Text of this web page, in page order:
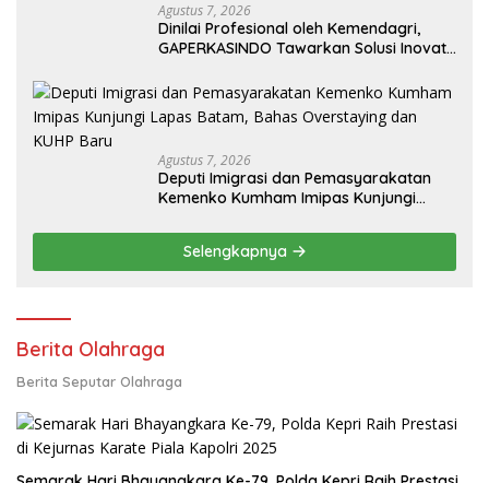
Agustus 7, 2026
Dinilai Profesional oleh Kemendagri,
GAPERKASINDO Tawarkan Solusi Inovatif
Agustus 7, 2026
Deputi Imigrasi dan Pemasyarakatan
Kemenko Kumham Imipas Kunjungi
KUHP Baru
Selengkapnya
Berita Olahraga
Berita Seputar Olahraga